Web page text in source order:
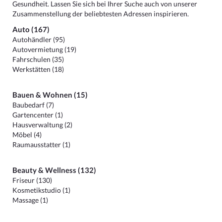
Gesundheit. Lassen Sie sich bei Ihrer Suche auch von unserer
Zusammenstellung der beliebtesten Adressen inspirieren.
Auto (167)
Autohändler (95)
Autovermietung (19)
Fahrschulen (35)
Werkstätten (18)
Bauen & Wohnen (15)
Baubedarf (7)
Gartencenter (1)
Hausverwaltung (2)
Möbel (4)
Raumausstatter (1)
Beauty & Wellness (132)
Friseur (130)
Kosmetikstudio (1)
Massage (1)